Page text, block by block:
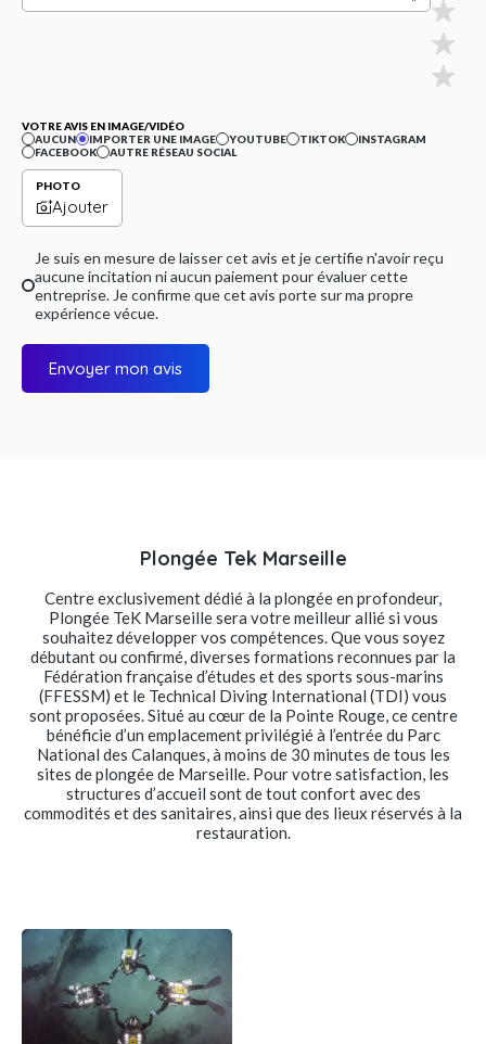
VOTRE AVIS EN IMAGE/VIDÉO
AUCUN
IMPORTER UNE IMAGE YOUTUBE TIKTOK
INSTAGRAM
FACEBOOK
AUTRE RÉSEAU SOCIAL
PHOTO
Ajouter
Je suis en mesure de laisser cet avis et je certifie n'avoir reçu
aucune incitation ni aucun paiement pour évaluer cette
entreprise. Je confirme que cet avis porte sur ma propre
expérience vécue.
Envoyer mon avis
Plongée Tek Marseille
Centre exclusivement dédié à la plongée en profondeur,
Plongée TeK Marseille sera votre meilleur allié si vous
souhaitez développer vos compétences. Que vous soyez
débutant ou confirmé, diverses formations reconnues par la
Fédération française d’études et des sports sous-marins
(FFESSM) et le Technical Diving International (TDI) vous
sont proposées. Situé au cœur de la Pointe Rouge, ce centre
bénéficie d’un emplacement privilégié à l’entrée du Parc
National des Calanques, à moins de 30 minutes de tous les
sites de plongée de Marseille. Pour votre satisfaction, les
structures d’accueil sont de tout confort avec des
commodités et des sanitaires, ainsi que des lieux réservés à la
restauration.